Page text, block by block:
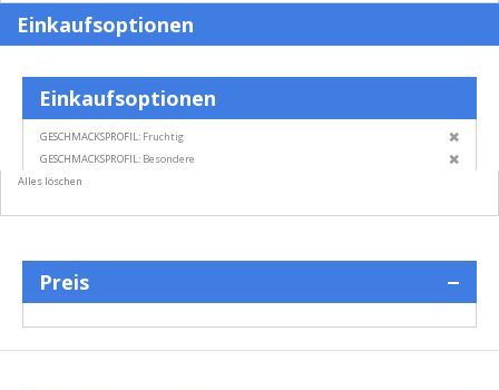
Einkaufsoptionen
Einkaufsoptionen
GESCHMACKSPROFIL Fruchtig
Diesen
GESCHMACKSPROFIL Besondere
Diesen
Artikel
Alles löschen
Preis